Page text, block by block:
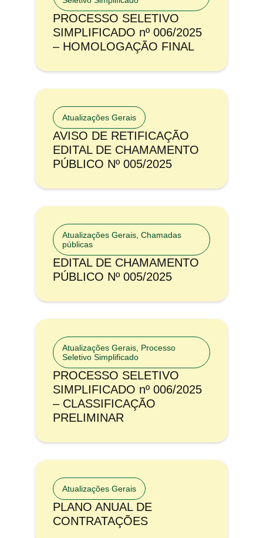
PROCESSO SELETIVO
SIMPLIFICADO nº 006/2025
– HOMOLOGAÇÃO FINAL
Atualizações Gerais
AVISO DE RETIFICAÇÃO
EDITAL DE CHAMAMENTO
PÚBLICO Nº 005/2025
Atualizações Gerais Chamadas
públicas
EDITAL DE CHAMAMENTO
PÚBLICO Nº 005/2025
Atualizações Gerais Processo
Seletivo Simplificado
PROCESSO SELETIVO
SIMPLIFICADO nº 006/2025
– CLASSIFICAÇÃO
PRELIMINAR
Atualizações Gerais
PLANO ANUAL DE
CONTRATAÇÕES